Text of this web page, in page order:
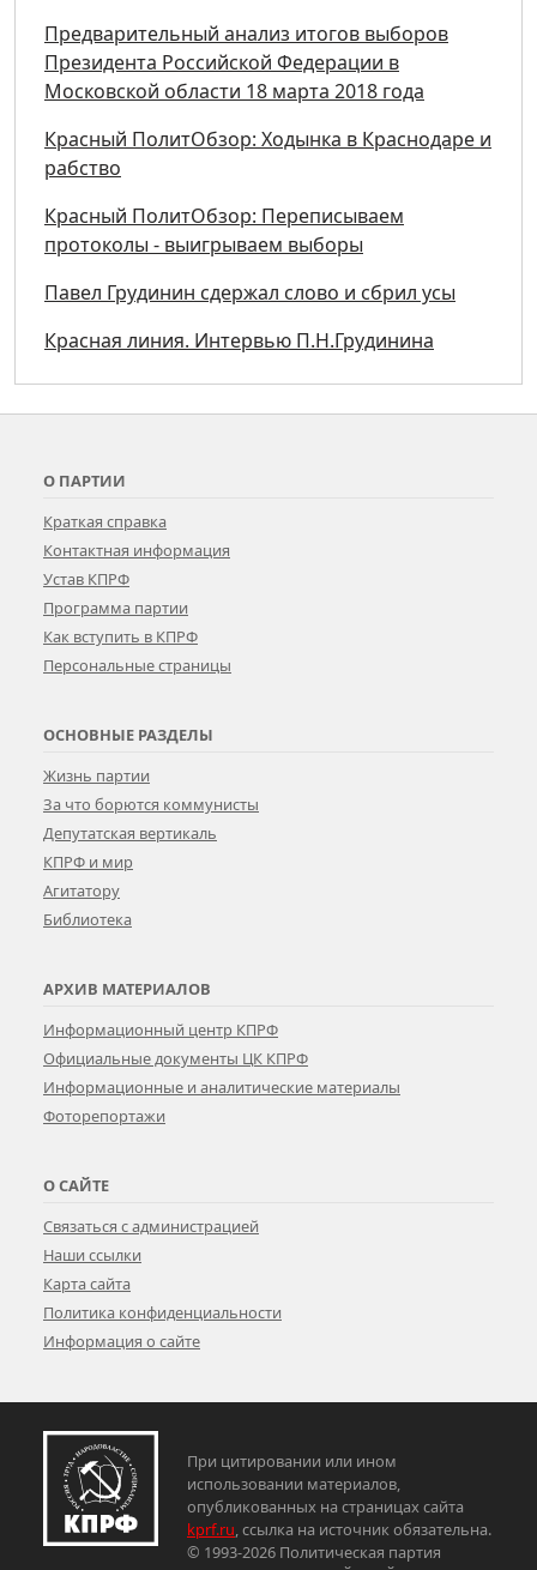
Предварительный анализ итогов выборов
Президента Российской Федерации в
Московской области 18 марта 2018 года
Красный ПолитОбзор: Ходынка в Краснодаре и
рабство
Красный ПолитОбзор: Переписываем
протоколы - выигрываем выборы
Павел Грудинин сдержал слово и сбрил усы
Красная линия. Интервью П.Н.Грудинина
О ПАРТИИ
Краткая справка
Контактная информация
Устав КПРФ
Программа партии
Как вступить в КПРФ
Персональные страницы
ОСНОВНЫЕ РАЗДЕЛЫ
Жизнь партии
За что борются коммунисты
Депутатская вертикаль
КПРФ и мир
Агитатору
Библиотека
АРХИВ МАТЕРИАЛОВ
Информационный центр КПРФ
Официальные документы ЦК КПРФ
Информационные и аналитические материалы
Фоторепортажи
О САЙТЕ
Связаться с администрацией
Наши ссылки
Карта сайта
Политика конфиденциальности
Информация о сайте
При цитировании или ином
использовании материалов,
опубликованных на страницах сайта
kprf.ru, ссылка на источник обязательна.
© 1993-2026 Политическая партия